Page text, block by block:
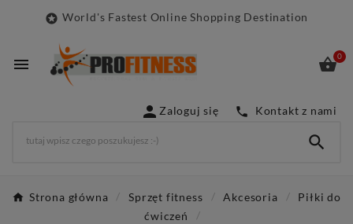
 World's Fastest Online Shopping Destination
 0
 Zaloguj się  Kontakt z nami

Strona główna Sprzęt fitness Akcesoria
Piłki do
ćwiczeń